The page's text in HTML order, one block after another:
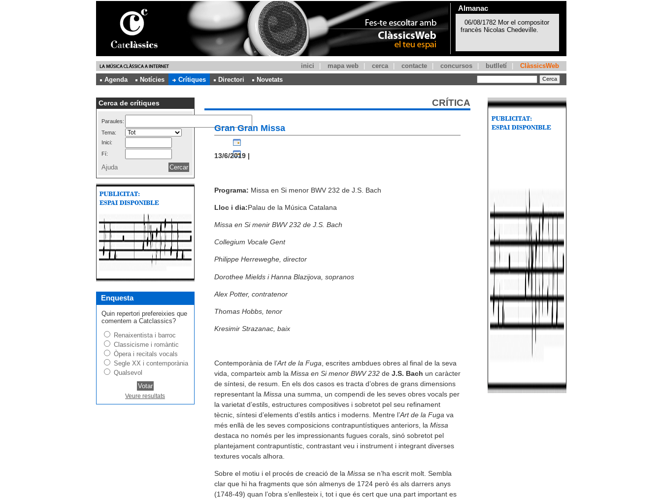
Almanac
inici mapa web cerca contacte concursos butlletí
ClàssicsWeb
Agenda
Notícies Crítiques Directori Novetats
Cerca de crítiques
Paraules:
Tema:
Inici:
Fí:
Ajuda
Enquesta
Quin repertori prefereixies que
comentem a Catclassics?
Renaixentista i barroc
Classicisme i romàntic
Òpera i recitals vocals
Segle XX i contemporània
Qualsevol
Veure resultats
CRÍTICA
Gran Gran Missa
13/6/2019 |
Programa: Missa en Si menor BWV 232 de J.S. Bach
Lloc i dia:Palau de la Música Catalana
Missa en Si menir BWV 232 de J.S. Bach
Collegium Vocale Gent
Philippe Herreweghe, director
Dorothee Mields i Hanna Blazijova, sopranos
Alex Potter, contratenor
Thomas Hobbs, tenor
Kresimir Strazanac, baix
Contemporània de l’Art de la Fuga , escrites ambdues obres al final de la seva
vida, comparteix amb la Missa en Si menor BWV 232deJ.S. Bach un caràcter
de síntesi, de resum. En els dos casos es tracta d’obres de grans dimensions
representant la Missa una summa, un compendi de les seves obres vocals per
la varietat d’estils, estructures compositives i sobretot pel seu refinament
tècnic, síntesi d’elements d’estils antics i moderns. Mentre l’Art de la Fuga va
més enllà de les seves composicions contrapuntístiques anteriors, la Missa
destaca no només per les impressionants fugues corals, sinó sobretot pel
plantejament contrapuntístic, contrastant veu i instrument i integrant diverses
textures vocals alhora.
Sobre el motiu i el procés de creació de la Missa se n’ha escrit molt. Sembla
clar que hi ha fragments que són almenys de 1724 però és als darrers anys
(1748-49) quan l’obra s’enllesteix i, tot i que és cert que una part important es